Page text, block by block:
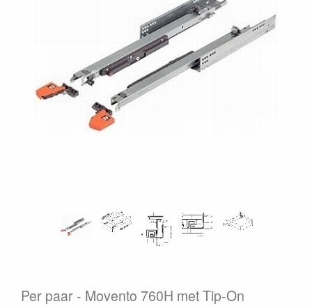
Per paar Movento 760H met Tip-On